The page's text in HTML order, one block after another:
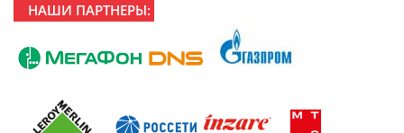
НАШИ ПАРТНЕРЫ: